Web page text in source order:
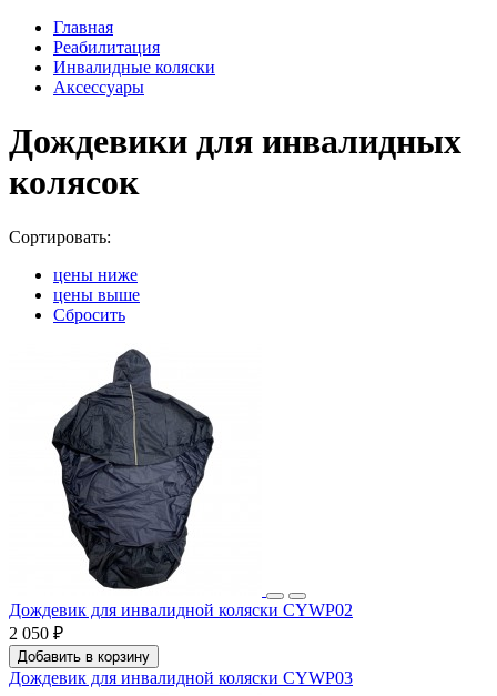
Главная
Реабилитация
Инвалидные коляски
Аксессуары
Дождевики для инвалидных
колясок
Сортировать:
цены ниже
цены выше
Сбросить
Дождевик для инвалидной коляски CYWP02
2 050 ₽
Добавить в корзину
Дождевик для инвалидной коляски CYWP03